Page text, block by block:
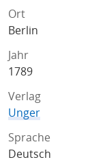
Ort
Berlin
Jahr
1789
Verlag
Unger
Sprache
Deutsch